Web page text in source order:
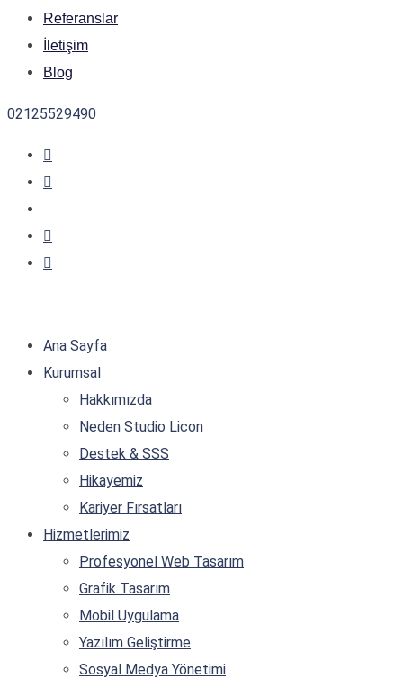
Referanslar
İletişim
Blog
02125529490
Ana Sayfa
Kurumsal
Hakkımızda
Neden Studio Licon
Destek & SSS
Hikayemiz
Kariyer Fırsatları
Hizmetlerimiz
Profesyonel Web Tasarım
Grafik Tasarım
Mobil Uygulama
Yazılım Geliştirme
Sosyal Medya Yönetimi